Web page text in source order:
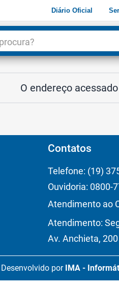
Diário Oficial
O endereço
Contatos
Telefone: (19)
Ouvidoria: 0800-
Atendimento ao
Atendimento:
Av. Anchieta,
Desenvolvido por IMA -